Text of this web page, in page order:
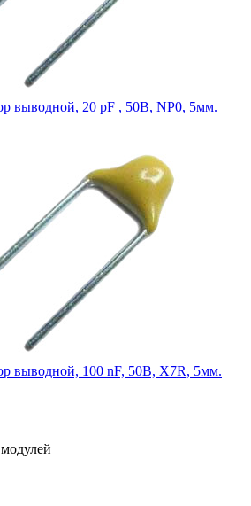
выводной, 20 pF , 50В, NP0, 5мм.
выводной, 100 nF, 50В, X7R, 5мм.